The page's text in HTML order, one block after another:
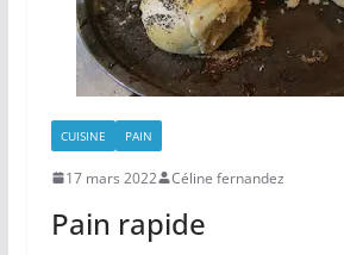
CUISINE PAIN
17 mars 2022 Céline fernandez
Pain rapide